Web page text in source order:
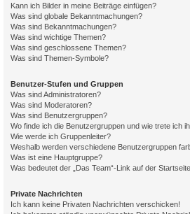
Kann ich Bilder in meine Beiträge einfügen?
Was sind globale Bekanntmachungen?
Was sind Bekanntmachungen?
Was sind wichtige Themen?
Was sind geschlossene Themen?
Was sind Themen-Symbole?
Benutzer-Stufen und Gruppen
Was sind Administratoren?
Was sind Moderatoren?
Was sind Benutzergruppen?
Wo finde ich die Benutzergruppen und wie trete ich
Wie werde ich Gruppenleiter?
Weshalb werden verschiedene Benutzergruppen
Was ist eine Hauptgruppe?
Was bedeutet der „Das Team“-Link auf der
Private Nachrichten
Ich kann keine Privaten Nachrichten verschicken!